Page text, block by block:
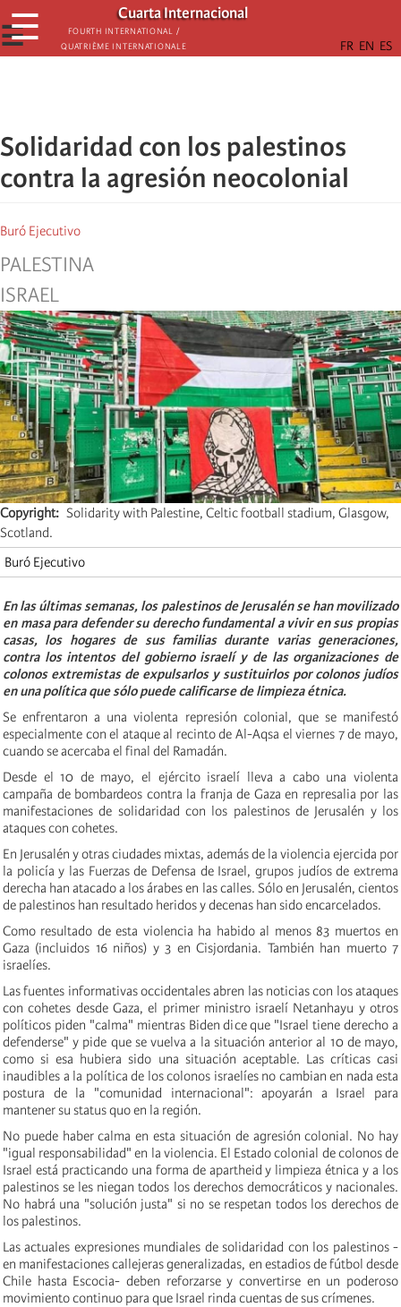
Skip
to
main
Cuarta Internacional
Fourth International /
Quatrième internationale
☰
☰
Solidaridad con los palestinos
contra la agresión neocolonial
Buró Ejecutivo
PALESTINA
ISRAEL
Copyright
Solidarity with Palestine, Celtic football stadium, Glasgow,
Scotland.
Buró Ejecutivo
En las últimas semanas, los palestinos de Jerusalén se han movilizado
en masa para defender su derecho fundamental a vivir en sus propias
casas, los hogares de sus familias durante varias generaciones,
contra los intentos del gobierno israelí y de las organizaciones de
colonos extremistas de expulsarlos y sustituirlos por colonos judíos
en una política que sólo puede calificarse de limpieza étnica.
Se enfrentaron a una violenta represión colonial, que se manifestó
especialmente con el ataque al recinto de Al-Aqsa el viernes 7 de mayo,
cuando se acercaba el final del Ramadán.
Desde el 10 de mayo, el ejército israelí lleva a cabo una violenta
campaña de bombardeos contra la franja de Gaza en represalia por las
manifestaciones de solidaridad con los palestinos de Jerusalén y los
ataques con cohetes.
En Jerusalén y otras ciudades mixtas, además de la violencia ejercida por
la policía y las Fuerzas de Defensa de Israel, grupos judíos de extrema
derecha han atacado a los árabes en las calles. Sólo en Jerusalén, cientos
de palestinos han resultado heridos y decenas han sido encarcelados.
Como resultado de esta violencia ha habido al menos 83 muertos en
Gaza (incluidos 16 niños) y 3 en Cisjordania. También han muerto 7
israelíes.
Las fuentes informativas occidentales abren las noticias con los ataques
con cohetes desde Gaza, el primer ministro israelí Netanhayu y otros
políticos piden "calma" mientras Biden dice que "Israel tiene derecho a
defenderse" y pide que se vuelva a la situación anterior al 10 de mayo,
como si esa hubiera sido una situación aceptable. Las críticas casi
inaudibles a la política de los colonos israelíes no cambian en nada esta
postura de la "comunidad internacional": apoyarán a Israel para
mantener su status quo en la región.
No puede haber calma en esta situación de agresión colonial. No hay
"igual responsabilidad" en la violencia. El Estado colonial de colonos de
Israel está practicando una forma de apartheid y limpieza étnica y a los
palestinos se les niegan todos los derechos democráticos y nacionales.
No habrá una "solución justa" si no se respetan todos los derechos de
los palestinos.
Las actuales expresiones mundiales de solidaridad con los palestinos -
en manifestaciones callejeras generalizadas, en estadios de fútbol desde
Chile hasta Escocia- deben reforzarse y convertirse en un poderoso
movimiento continuo para que Israel rinda cuentas de sus crímenes.